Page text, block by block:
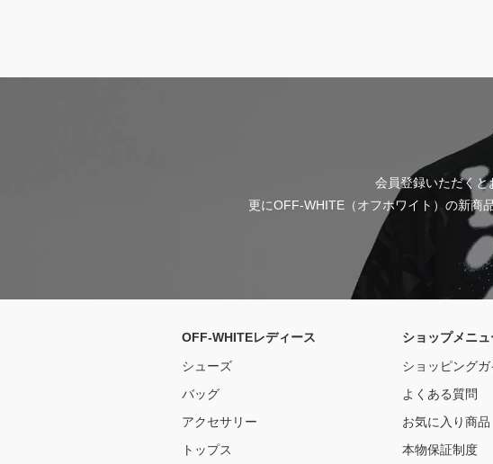
会員登録いただくと
更にOFF-WHITE（オフホワイト）の新商
OFF-WHITEレディース
シューズ
バッグ
アクセサリー
トップス
ショップメニュ
ショッピングガ
よくある質問
お気に入り商品
本物保証制度